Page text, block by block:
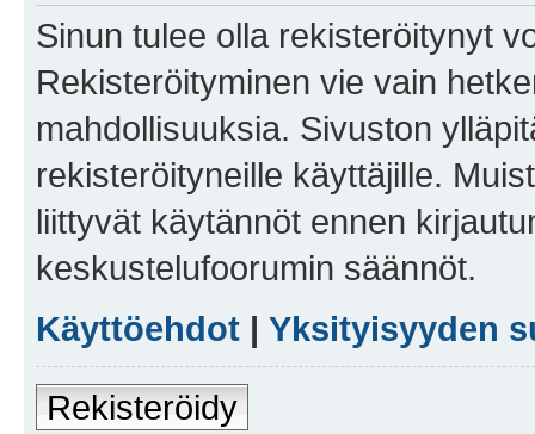
Sinun tulee olla rekisteröitynyt
Rekisteröityminen vie vain
mahdollisuuksia. Sivuston
rekisteröityneille käyttäjille.
liittyvät käytännöt ennen
keskustelufoorumin säännöt.
Käyttöehdot | Yksityisyyden
Rekisteröidy